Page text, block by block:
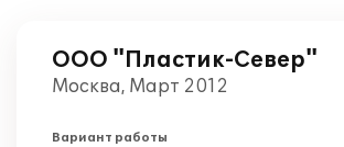
OOO "Пластик-Север"
Москва, Март 2012
Вариант работы